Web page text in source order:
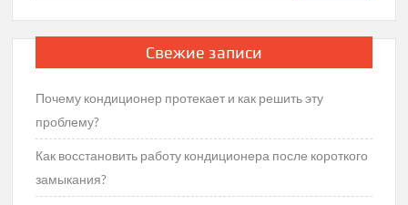
Свежие записи
Почему кондиционер протекает и как решить эту
проблему?
Как восстановить работу кондиционера после короткого
замыкания?